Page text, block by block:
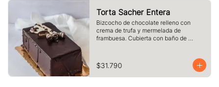
Torta Sacher Entera
Bizcocho de chocolate relleno con
crema de trufa y mermelada de
frambuesa. Cubierta con baño de
$31.790